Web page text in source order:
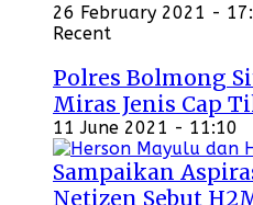
26 February 2021 -
Recent
Polres Bolmong
Miras Jenis Cap
11 June 2021 - 11:10
Sampaikan
Netizen Sebut